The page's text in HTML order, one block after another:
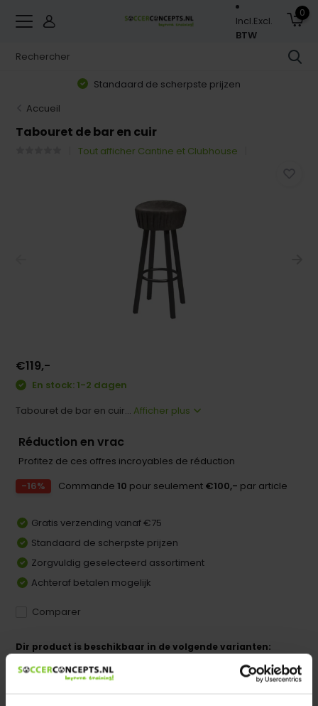
Incl.Excl.
BTW
0
Standaard de scherpste prijzen
Accueil
Tabouret de bar en cuir
Tout afficher Cantine et Clubhouse
€119,-
En stock: 1-2 dagen
Tabouret de bar en cuir... Afficher plus
Réduction en vrac
Profitez de ces offres incroyables de réduction
-16%
Commande10 pour seulement €100,- par article
Gratis verzending vanaf €75
Standaard de scherpste prijzen
Zorgvuldig geselecteerd assortiment
Achteraf betalen mogelijk
Comparer
Dir product is beschikbaar in de volgende varianten:
Heeft u een vraag over dit product ?